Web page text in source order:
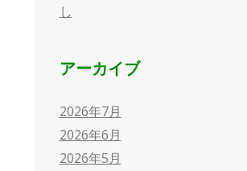
し
アーカイブ
2026年7月
2026年6月
2026年5月